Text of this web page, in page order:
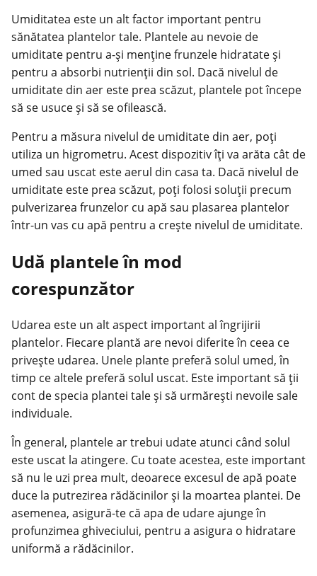
Umiditatea este un alt factor important pentru
sănătatea plantelor tale. Plantele au nevoie de
umiditate pentru a-și menține frunzele hidratate și
pentru a absorbi nutrienții din sol. Dacă nivelul de
umiditate din aer este prea scăzut, plantele pot începe
să se usuce și să se ofilească.
Pentru a măsura nivelul de umiditate din aer, poți
utiliza un higrometru. Acest dispozitiv îți va arăta cât de
umed sau uscat este aerul din casa ta. Dacă nivelul de
umiditate este prea scăzut, poți folosi soluții precum
pulverizarea frunzelor cu apă sau plasarea plantelor
într-un vas cu apă pentru a crește nivelul de umiditate.
Udă plantele în mod
corespunzător
Udarea este un alt aspect important al îngrijirii
plantelor. Fiecare plantă are nevoi diferite în ceea ce
privește udarea. Unele plante preferă solul umed, în
timp ce altele preferă solul uscat. Este important să ții
cont de specia plantei tale și să urmărești nevoile sale
individuale.
În general, plantele ar trebui udate atunci când solul
este uscat la atingere. Cu toate acestea, este important
să nu le uzi prea mult, deoarece excesul de apă poate
duce la putrezirea rădăcinilor și la moartea plantei. De
asemenea, asigură-te că apa de udare ajunge în
profunzimea ghiveciului, pentru a asigura o hidratare
uniformă a rădăcinilor.